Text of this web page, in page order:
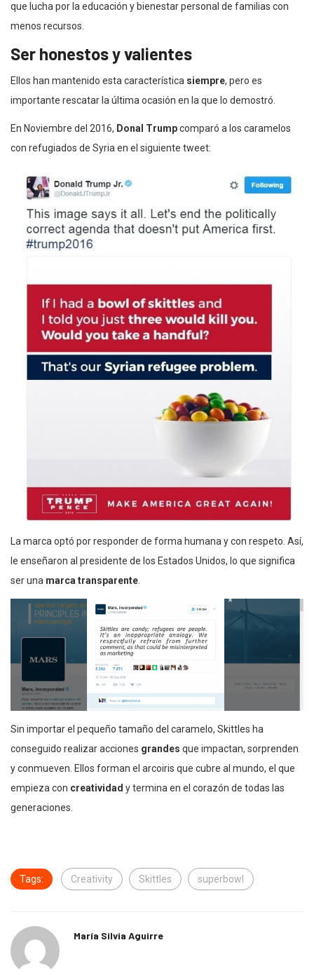
que lucha por la educación y bienestar personal de familias con
menos recursos.
Ser honestos y valientes
Ellos han mantenido esta característica siempre, pero es
importante rescatar la última ocasión en la que lo demostró.
En Noviembre del 2016, Donal Trumpcomparó a los caramelos
con refugiados de Syria en el siguiente tweet:
La marca optó por responder de forma humana y con respeto. Así,
le enseñaron al presidente de los Estados Unidos, lo que significa
ser una marca transparente.
Sin importar el pequeño tamaño del caramelo, Skittles ha
conseguido realizar acciones grandes que impactan, sorprenden
y conmueven. Ellos forman el arcoiris que cubre al mundo, el que
empieza con creatividad y termina en el corazón de todas las
generaciones.
Tags: Creativity Skittles superbowl
María Silvia Aguirre